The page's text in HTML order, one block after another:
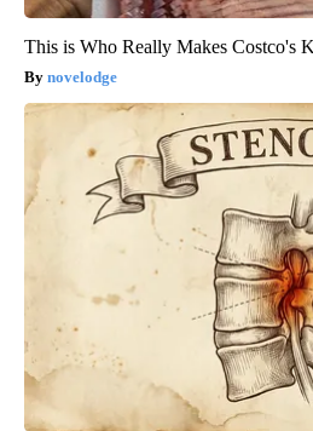
This is Who Really Makes Costco's
novelodge